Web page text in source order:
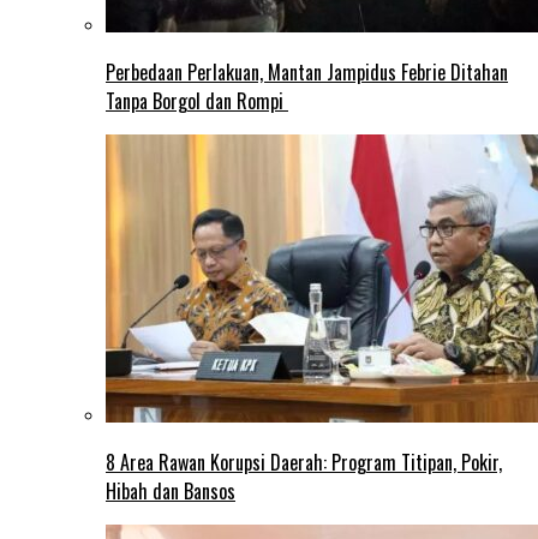
Perbedaan Perlakuan, Mantan Jampidus Febrie Ditahan
Tanpa Borgol dan Rompi
8 Area Rawan Korupsi Daerah: Program Titipan, Pokir,
Hibah dan Bansos